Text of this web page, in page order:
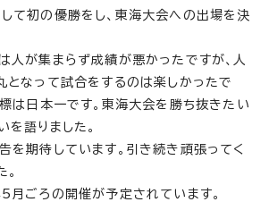
て初の優勝をし、東海大会への出場を決
人が集まらず成績が悪かったですが、人
となって試合をするのは楽しかったで
標は日本一です。東海大会を勝ち抜きたい
を語りました。
を期待しています。引き続き頑張ってく
ごろの開催が予定されています。